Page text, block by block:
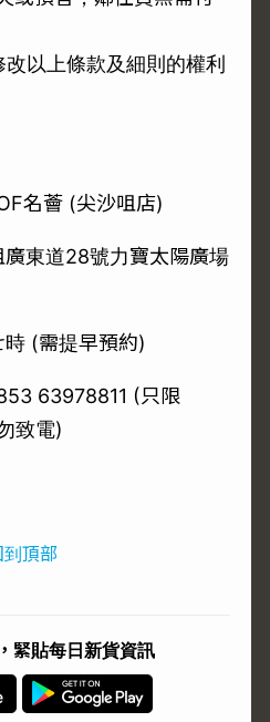
以上條款及細則的權利
名薈 (尖沙咀店)
東道28號力寶太陽廣場
(需提早預約)
63978811 (只限
致電)
到頂部
緊貼每日新貨資訊